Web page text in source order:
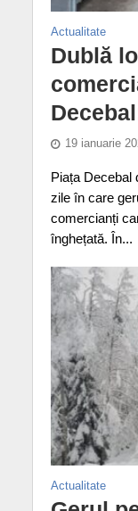
Actualitate
Dublă
19 ianuarie
Piața Decebal
zile în care
comercianți
înghețată. În...
Actualitate